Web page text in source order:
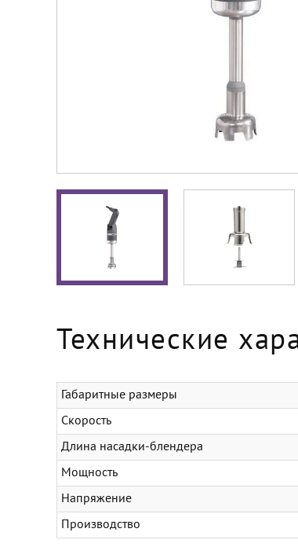
Технические
Габаритные размеры
Скорость
Длина насадки-блендера
Мощность
Напряжение
Производство